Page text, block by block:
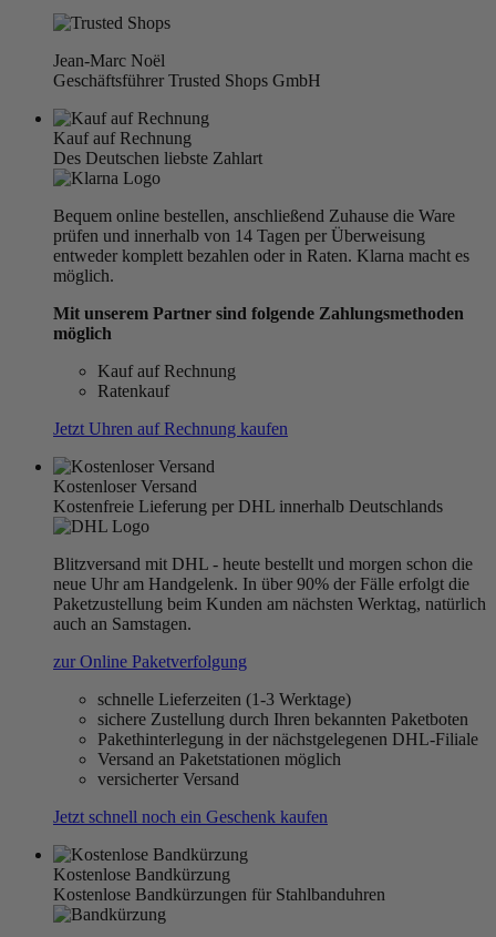
Jean-Marc Noël
Geschäftsführer Trusted Shops GmbH
Kauf auf Rechnung
Des Deutschen liebste Zahlart
Bequem online bestellen, anschließend Zuhause die Ware
prüfen und innerhalb von 14 Tagen per Überweisung
entweder komplett bezahlen oder in Raten. Klarna macht es
möglich.
Mit unserem Partner sind folgende Zahlungsmethoden
möglich
Kauf auf Rechnung
Ratenkauf
Jetzt Uhren auf Rechnung kaufen
Kostenloser Versand
Kostenfreie Lieferung per DHL innerhalb Deutschlands
Blitzversand mit DHL - heute bestellt und morgen schon die
neue Uhr am Handgelenk. In über 90% der Fälle erfolgt die
Paketzustellung beim Kunden am nächsten Werktag, natürlich
auch an Samstagen.
zur Online Paketverfolgung
schnelle Lieferzeiten (1-3 Werktage)
sichere Zustellung durch Ihren bekannten Paketboten
Pakethinterlegung in der nächstgelegenen DHL-Filiale
Versand an Paketstationen möglich
versicherter Versand
Jetzt schnell noch ein Geschenk kaufen
Kostenlose Bandkürzung
Kostenlose Bandkürzungen für Stahlbanduhren